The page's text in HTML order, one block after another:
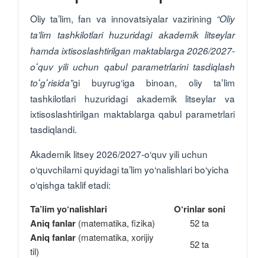
Oliy ta’lim, fan va innovatsiyalar vazirining “Oliy
ta’lim tashkilotlari huzuridagi akademik litseylar
hamda ixtisoslashtirilgan maktablarga 2026/2027-
oʻquv yili uchun qabul parametrlarini tasdiqlash
toʻgʻrisida”gi buyrug‘iga binoan, oliy taʼlim
tashkilotlari huzuridagi akademik litseylar va
ixtisoslashtirilgan maktablarga qabul parametrlari
tasdiqlandi.
Akademik litsey 2026/2027-o‘quv yili uchun
o‘quvchilarni quyidagi ta’lim yo‘nalishlari bo‘yicha
o‘qishga taklif etadi:
Ta’lim yo‘nalishlari
O‘rinlar soni
Aniq fanlar (matematika, fizika) 52 ta
Aniq fanlar (matematika, xorijiy
til)
52 ta